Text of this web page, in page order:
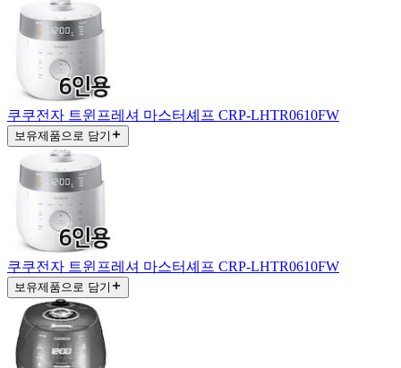
쿠쿠전자 트윈프레셔 마스터셰프 CRP-LHTR0610FW
보유제품으로 담기
쿠쿠전자 트윈프레셔 마스터셰프 CRP-LHTR0610FW
보유제품으로 담기